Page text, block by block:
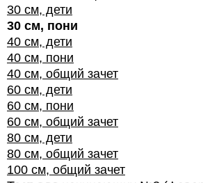
30 см, дети
30 см, пони
40 см, дети
40 см, пони
40 см, общий зачет
60 см, дети
60 см, пони
60 см, общий зачет
80 см, дети
80 см, общий зачет
100 см, общий зачет